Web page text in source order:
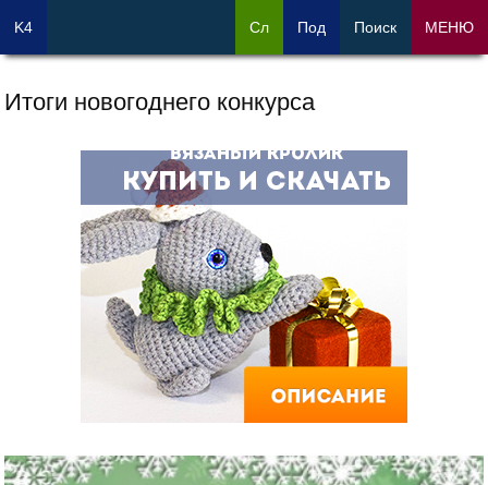
Итоги новогоднего конкурса
K4 Сл Под Поиск МЕНЮ